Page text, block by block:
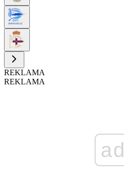
REKLAMA
REKLAMA
ad